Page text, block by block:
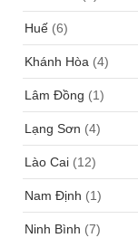
Huế (6)
Khánh Hòa (4)
Lâm Đồng (1)
Lạng Sơn (4)
Lào Cai (12)
Nam Định (1)
Ninh Bình (7)